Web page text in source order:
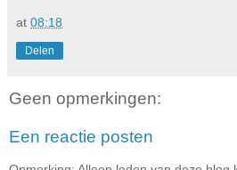
at 08:18
Delen
Geen opmerkingen:
Een reactie posten